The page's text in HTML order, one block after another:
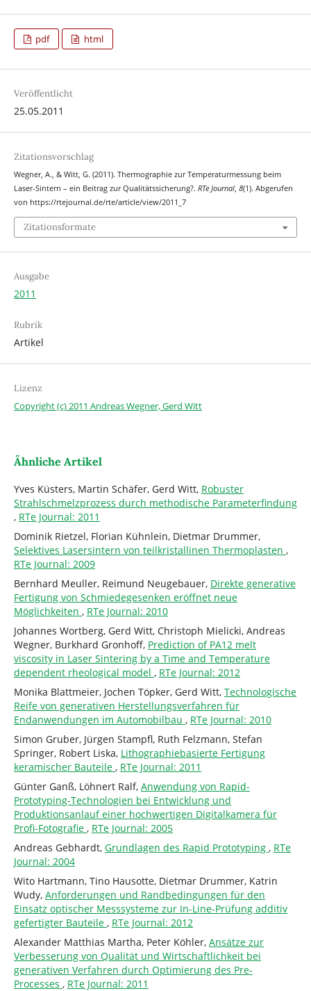
pdf html
Veröffentlicht
25.05.2011
Zitationsvorschlag
Wegner, A., & Witt, G. (2011). Thermographie zur Temperaturmessung beim
Laser-Sintern – ein Beitrag zur Qualitätssicherung?. RTe Journal, 8(1). Abgerufen
von https://rtejournal.de/rte/article/view/2011_7
Zitationsformate
Ausgabe
2011
Rubrik
Artikel
Lizenz
Copyright (c) 2011 Andreas Wegner, Gerd Witt
Ähnliche Artikel
Yves Küsters, Martin Schäfer, Gerd Witt, Robuster
Strahlschmelzprozess durch methodische Parameterfindung
, RTe Journal: 2011
Dominik Rietzel, Florian Kühnlein, Dietmar Drummer,
Selektives Lasersintern von teilkristallinen Thermoplasten ,
RTe Journal: 2009
Bernhard Meuller, Reimund Neugebauer, Direkte generative
Fertigung von Schmiedegesenken eröffnet neue
Möglichkeiten , RTe Journal: 2010
Johannes Wortberg, Gerd Witt, Christoph Mielicki, Andreas
Wegner, Burkhard Gronhoff, Prediction of PA12 melt
viscosity in Laser Sintering by a Time and Temperature
dependent rheological model , RTe Journal: 2012
Monika Blattmeier, Jochen Töpker, Gerd Witt, Technologische
Reife von generativen Herstellungsverfahren für
Endanwendungen im Automobilbau , RTe Journal: 2010
Simon Gruber, Jürgen Stampfl, Ruth Felzmann, Stefan
Springer, Robert Liska, Lithographiebasierte Fertigung
keramischer Bauteile , RTe Journal: 2011
Günter Ganß, Löhnert Ralf, Anwendung von Rapid-
Prototyping-Technologien bei Entwicklung und
Produktionsanlauf einer hochwertigen Digitalkamera für
Profi-Fotografie , RTe Journal: 2005
Andreas Gebhardt, Grundlagen des Rapid Prototyping , RTe
Journal: 2004
Wito Hartmann, Tino Hausotte, Dietmar Drummer, Katrin
Wudy, Anforderungen und Randbedingungen für den
Einsatz optischer Messsysteme zur In-Line-Prüfung additiv
gefertigter Bauteile , RTe Journal: 2012
Alexander Matthias Martha, Peter Köhler, Ansätze zur
Verbesserung von Qualität und Wirtschaftlichkeit bei
generativen Verfahren durch Optimierung des Pre-
Processes , RTe Journal: 2011